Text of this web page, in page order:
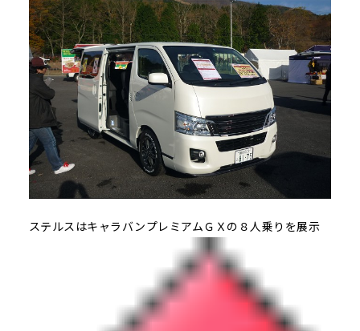
ステルスはキャラバンプレミアムＧＸの８人乗りを展示